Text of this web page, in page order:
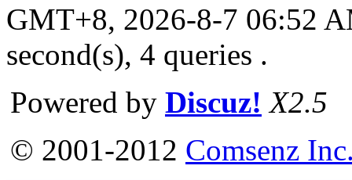
GMT+8, 2026-8-7 06:52
second(s), 4 queries .
Powered by Discuz! X2.5
© 2001-2012 Comsenz